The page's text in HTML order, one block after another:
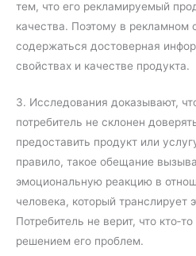
тем, что его рекламируемый
качества. Поэтому в
содержаться достоверная
свойствах и качестве продукта.
3. Исследования доказывают,
потребитель не склонен
предоставить продукт или
правило, такое обещание
эмоциональную реакцию в
человека, который транслирует
Потребитель не верит, что
решением его проблем.